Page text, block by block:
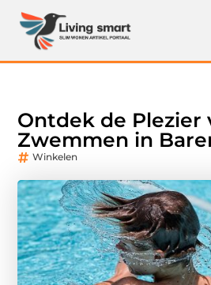
Ontdek de Plezier
Zwemmen in
Winkelen